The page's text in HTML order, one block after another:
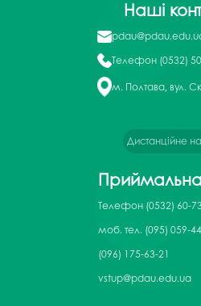
Наші
Телефон (0532)
м. Полтава, вул.
Дистанційне
Приймальна
Телефон (0532) 60-
моб. тел. (095) 059-
(096) 175-63-21
vstup@pdau.edu.ua